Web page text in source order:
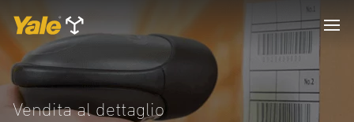
Vendita al dettaglio